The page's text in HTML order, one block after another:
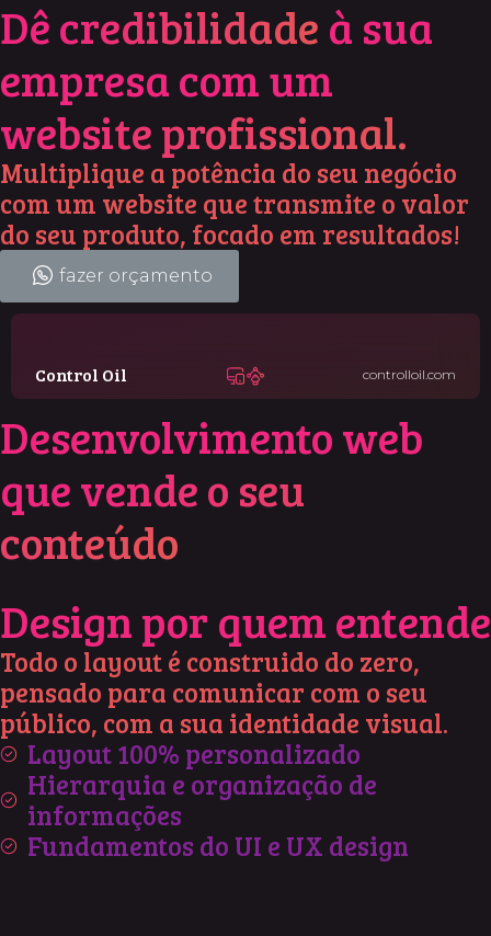
Dêcredibilidade à sua
empresa com um
website profissional.
Multiplique a potência do seu negócio
com um website que transmite o valor
do seu produto, focado em resultados!
fazer orçamento
Control Oil controlloil.com
Desenvolvimento web
quevende o seu
conteúdo
Design por quem entende
Todo o layout é construido do zero,
pensado para comunicar com o seu
público, com a sua identidade visual.
Layout 100% personalizado
Hierarquia e organização de
informações
Fundamentos do UI e UX design